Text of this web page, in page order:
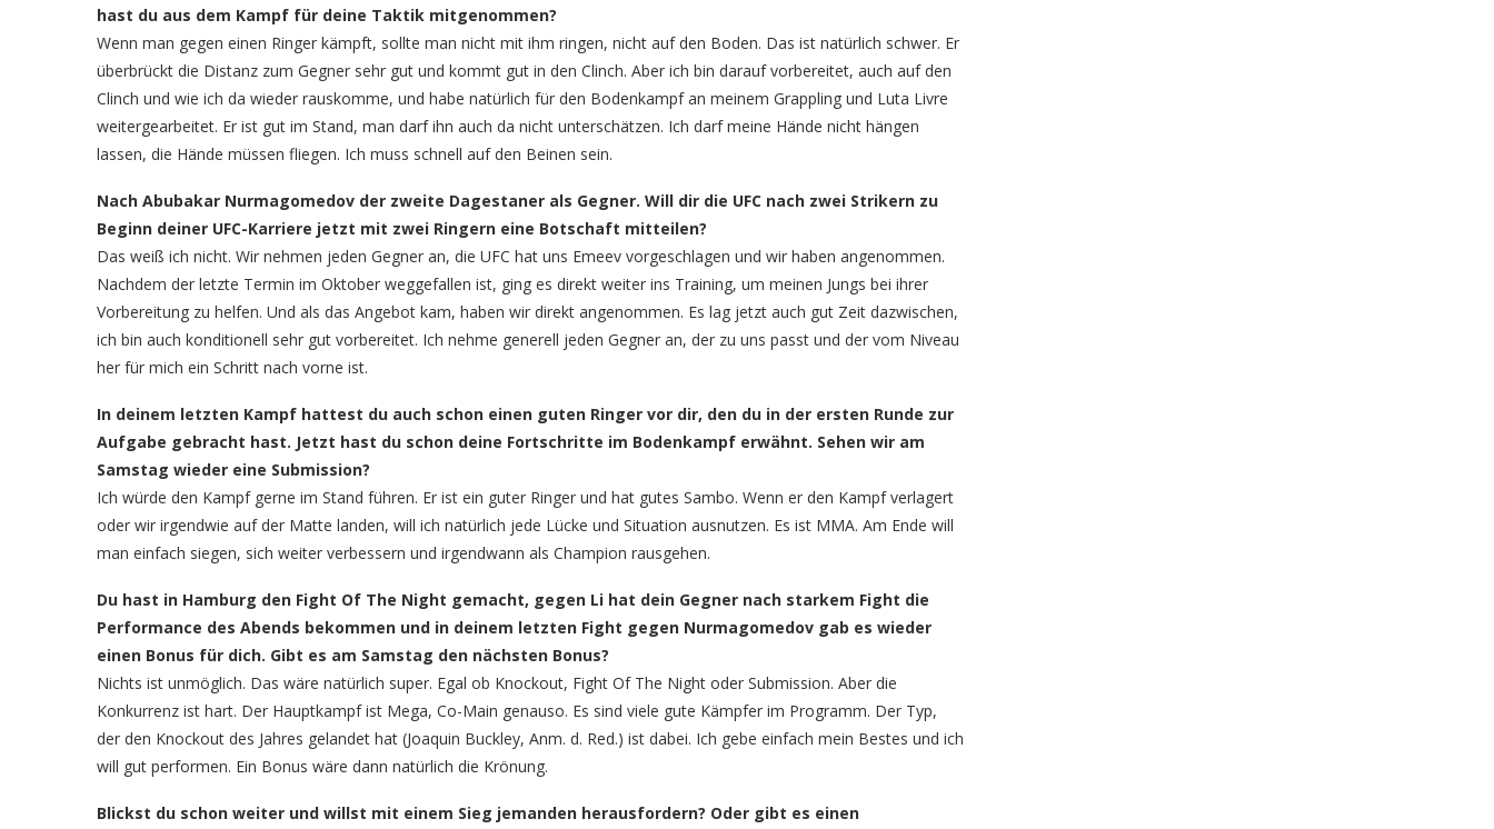
hast du aus dem Kampf für deine Taktik mitgenommen?
Wenn man gegen einen Ringer kämpft, sollte man nicht mit ihm ringen, nicht auf den Boden. Das ist natürlich schwer. Er
überbrückt die Distanz zum Gegner sehr gut und kommt gut in den Clinch. Aber ich bin darauf vorbereitet, auch auf den
Clinch und wie ich da wieder rauskomme, und habe natürlich für den Bodenkampf an meinem Grappling und Luta Livre
weitergearbeitet. Er ist gut im Stand, man darf ihn auch da nicht unterschätzen. Ich darf meine Hände nicht hängen
lassen, die Hände müssen fliegen. Ich muss schnell auf den Beinen sein.
Nach Abubakar Nurmagomedov der zweite Dagestaner als Gegner. Will dir die UFC nach zwei Strikern zu
Beginn deiner UFC-Karriere jetzt mit zwei Ringern eine Botschaft mitteilen?
Das weiß ich nicht. Wir nehmen jeden Gegner an, die UFC hat uns Emeev vorgeschlagen und wir haben angenommen.
Nachdem der letzte Termin im Oktober weggefallen ist, ging es direkt weiter ins Training, um meinen Jungs bei ihrer
Vorbereitung zu helfen. Und als das Angebot kam, haben wir direkt angenommen. Es lag jetzt auch gut Zeit dazwischen,
ich bin auch konditionell sehr gut vorbereitet. Ich nehme generell jeden Gegner an, der zu uns passt und der vom Niveau
her für mich ein Schritt nach vorne ist.
In deinem letzten Kampf hattest du auch schon einen guten Ringer vor dir, den du in der ersten Runde zur
Aufgabe gebracht hast. Jetzt hast du schon deine Fortschritte im Bodenkampf erwähnt. Sehen wir am
Samstag wieder eine Submission?
Ich würde den Kampf gerne im Stand führen. Er ist ein guter Ringer und hat gutes Sambo. Wenn er den Kampf verlagert
oder wir irgendwie auf der Matte landen, will ich natürlich jede Lücke und Situation ausnutzen. Es ist MMA. Am Ende will
man einfach siegen, sich weiter verbessern und irgendwann als Champion rausgehen.
Du hast in Hamburg den Fight Of The Night gemacht, gegen Li hat dein Gegner nach starkem Fight die
Performance des Abends bekommen und in deinem letzten Fight gegen Nurmagomedov gab es wieder
einen Bonus für dich. Gibt es am Samstag den nächsten Bonus?
Nichts ist unmöglich. Das wäre natürlich super. Egal ob Knockout, Fight Of The Night oder Submission. Aber die
Konkurrenz ist hart. Der Hauptkampf ist Mega, Co-Main genauso. Es sind viele gute Kämpfer im Programm. Der Typ,
der den Knockout des Jahres gelandet hat (Joaquin Buckley, Anm. d. Red.) ist dabei. Ich gebe einfach mein Bestes und ich
will gut performen. Ein Bonus wäre dann natürlich die Krönung.
Blickst du schon weiter und willst mit einem Sieg jemanden herausfordern? Oder gibt es einen